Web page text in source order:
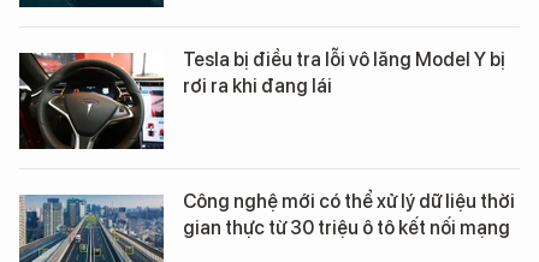
Tesla bị điều tra lỗi vô lăng Model Y bị
rơi ra khi đang lái
Công nghệ mới có thể xử lý dữ liệu thời
gian thực từ 30 triệu ô tô kết nối mạng